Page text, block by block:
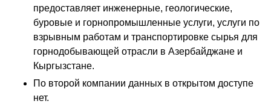
предоставляет инженерные, геологические,
буровые и горнопромышленные услуги, услуги по
взрывным работам и транспортировке сырья для
горнодобывающей отрасли в Азербайджане и
Кыргызстане.
По второй компании данных в открытом доступе
нет.